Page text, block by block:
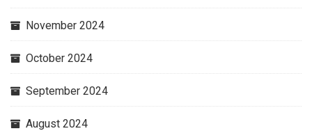
November 2024
October 2024
September 2024
August 2024